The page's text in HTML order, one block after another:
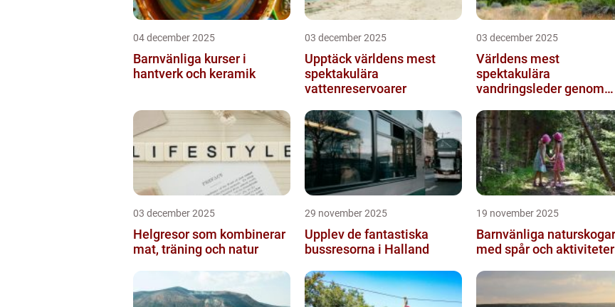
04 december 2025
Barnvänliga kurser i
hantverk och keramik
03 december 2025
Upptäck världens mest
spektakulära
vattenreservoarer
03 december 2025
Världens mest
spektakulära
vandringsleder genom
03 december 2025
Helgresor som kombinerar
mat, träning och natur
29 november 2025
Upplev de fantastiska
bussresorna i Halland
19 november 2025
Barnvänliga naturskogar
med spår och aktiviteter